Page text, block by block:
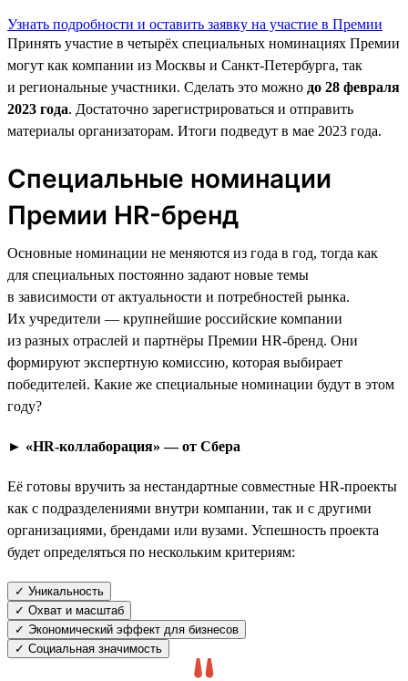
Узнать подробности и оставить заявку на участие в Премии
Принять участие в четырёх специальных номинациях Премии
могут как компании из Москвы и Санкт-Петербурга, так
и региональные участники. Сделать это можно до 28 февраля
2023 года. Достаточно зарегистрироваться и отправить
материалы организаторам. Итоги подведут в мае 2023 года.
Специальные номинации
Премии HR-бренд
Основные номинации не меняются из года в год, тогда как
для специальных постоянно задают новые темы
в зависимости от актуальности и потребностей рынка.
Их учредители — крупнейшие российские компании
из разных отраслей и партнёры Премии HR-бренд. Они
формируют экспертную комиссию, которая выбирает
победителей. Какие же специальные номинации будут в этом
году?
► «HR-коллаборация» — от Сбера
Её готовы вручить за нестандартные совместные HR-проекты
как с подразделениями внутри компании, так и с другими
организациями, брендами или вузами. Успешность проекта
будет определяться по нескольким критериям:
✓ Уникальность
✓ Охват и масштаб
✓ Экономический эффект для бизнесов
✓ Социальная значимость